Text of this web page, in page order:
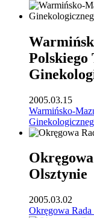
Polskiego
2005.03.15
Warmińsko-
Olsztynie
2005.03.02
Okręgowa